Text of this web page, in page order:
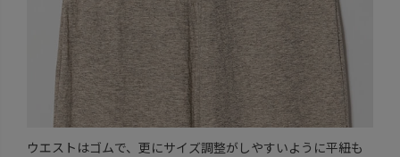
ウエストはゴムで、更にサイズ調整がしやすいように平紐も